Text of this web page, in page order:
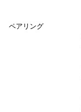
ペアリング